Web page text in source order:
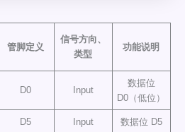
管脚定义
信号方向、
类型
功能说明
D0 Input
数据位
D0（低位）
D5 Input 数据位 D5